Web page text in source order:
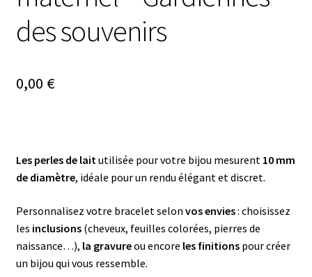
des souvenirs
0,00 €
Les perles de lait utilisée pour votre bijou mesurent 10 mm
de diamètre, idéale pour un rendu élégant et discret.
Personnalisez votre bracelet selon vos envies: choisissez
les inclusions(cheveux, feuilles colorées, pierres de
naissance…), la gravureou encore les finitionspour créer
un bijou qui vous ressemble.